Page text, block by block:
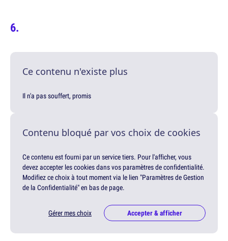
Ce contenu n'existe plus
Il n'a pas souffert, promis
Contenu bloqué par vos choix de cookies
Ce contenu est fourni par un service tiers. Pour l'afficher, vous
devez accepter les cookies dans vos paramètres de confidentialité.
Modifiez ce choix à tout moment via le lien "Paramètres de Gestion
de la Confidentialité" en bas de page.
Gérer mes choix Accepter & afficher